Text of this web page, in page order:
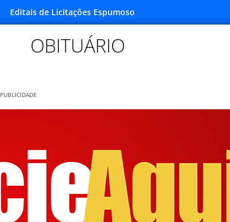
Editais de Licitações Espumoso
OBITUÁRIO
PUBLICIDADE